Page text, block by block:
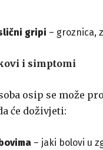
gripi – groznica,
i simptomi
osip se može
će doživjeti:
– jaki bolovi u